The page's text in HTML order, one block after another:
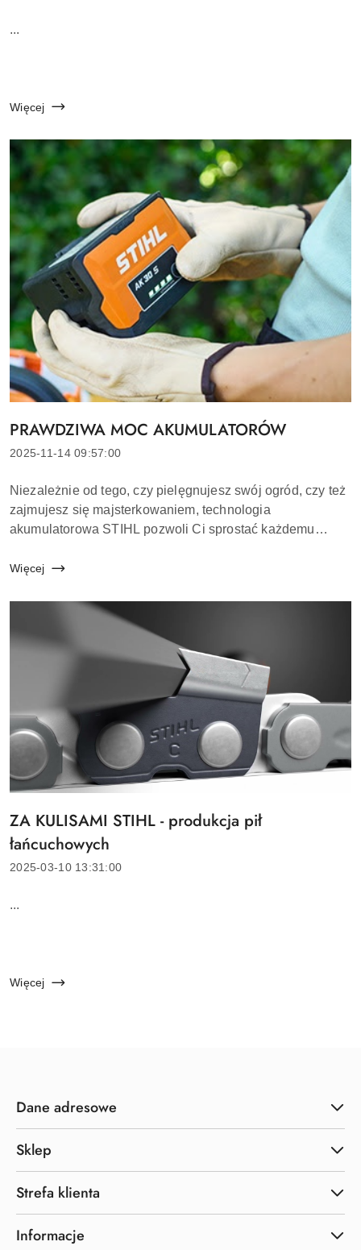
...
Więcej
Tytuł
artykułu:
PRAWDZIWA MOC AKUMULATORÓW
Data
2025-11-14 09:57:00
Treść
artykułu:
Niezależnie od tego, czy pielęgnujesz swój ogród, czy też
zajmujesz się majsterkowaniem, technologia
akumulatorowa STIHL pozwoli Ci sprostać każdemu
wytrzymałe, ciche i łatwe w obsłudze. Nic dziwne...
Więcej
Tytuł
artykułu:
ZA KULISAMI STIHL - produkcja pił
łańcuchowych
Data
2025-03-10 13:31:00
...
Więcej
Dane adresowe
Sklep
Strefa klienta
Informacje